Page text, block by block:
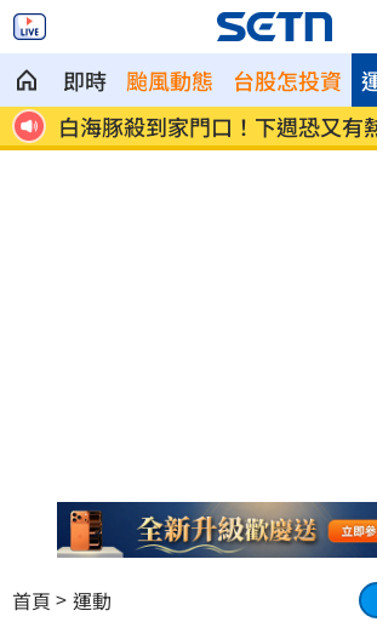
即時 颱風動態 台股怎投資
動
自稱台大學姐遭追問 姜厚任女
首頁 運動